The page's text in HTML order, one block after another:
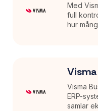
Med
full
hur
Visma
ERP-
samlar